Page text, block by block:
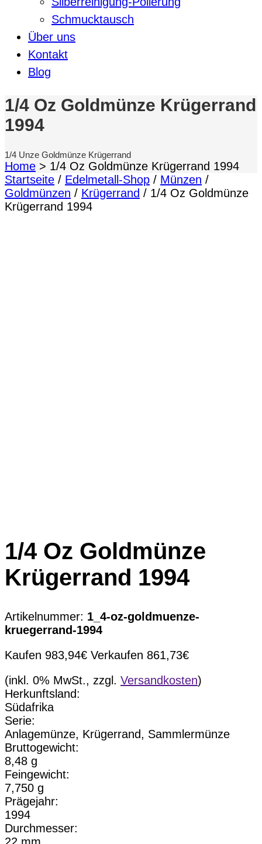
Schmucktausch
Über uns
Kontakt
Blog
1/4 Oz Goldmünze Krügerrand
1994
1/4 Unze Goldmünze Krügerrand
Home > 1/4 Oz Goldmünze Krügerrand 1994
Startseite / Edelmetall-Shop / Münzen /
Goldmünzen / Krügerrand / 1/4 Oz Goldmünze
Krügerrand 1994
1/4 Oz Goldmünze
Krügerrand 1994
Artikelnummer: 1_4-oz-goldmuenze-
kruegerrand-1994
Kaufen 983,94€ Verkaufen 861,73€
(inkl. 0% MwSt., zzgl. Versandkosten)
Herkunftsland:
Südafrika
Serie:
Anlagemünze, Krügerrand, Sammlermünze
Bruttogewicht:
8,48 g
Feingewicht:
7,750 g
Prägejahr:
1994
Durchmesser: